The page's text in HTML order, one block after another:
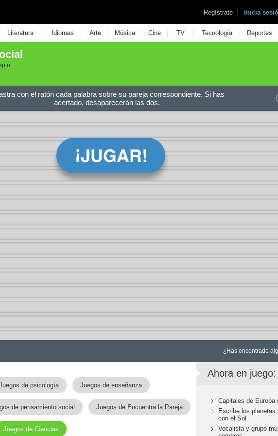
Regístrate | Inicia
Literatura | Idiomas | Arte | Música | Cine | TV | Tecnología | Deportes
con el ratón cada palabra sobre su pareja correspondiente. Si has
acertado, desaparecerán las dos.
¿Has encontrado
de psicología Juegos de enseñanza
de pensamiento social Juegos de Encuentra la Pareja
Juegos de Ciencias
Ahora en juego:
Capitales de Europa
Escribe los planetas
con el Sol
Vocalista y grupo